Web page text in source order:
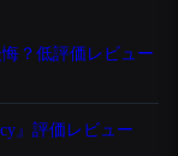
悔？低評価レビュー
』評価レビュー